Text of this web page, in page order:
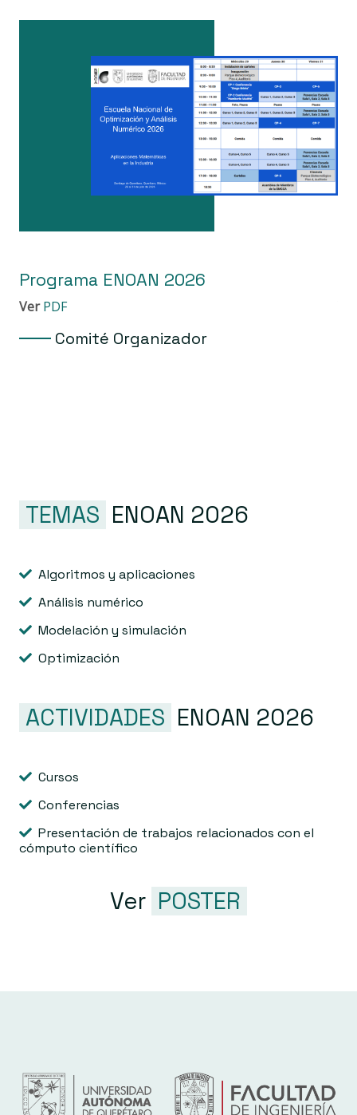
Programa ENOAN 2026
Ver PDF
Comité Organizador
TEMAS ENOAN 2026
Algoritmos y aplicaciones
Análisis numérico
Modelación y simulación
Optimización
ACTIVIDADES ENOAN 2026
Cursos
Conferencias
Presentación de trabajos relacionados con el
cómputo científico
Ver POSTER